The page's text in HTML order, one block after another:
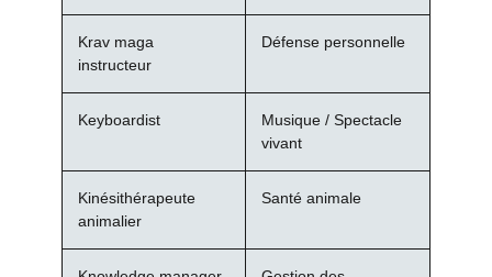
Krav maga
instructeur
Défense personnelle
Keyboardist
Musique / Spectacle
vivant
Kinésithérapeute
animalier
Santé animale